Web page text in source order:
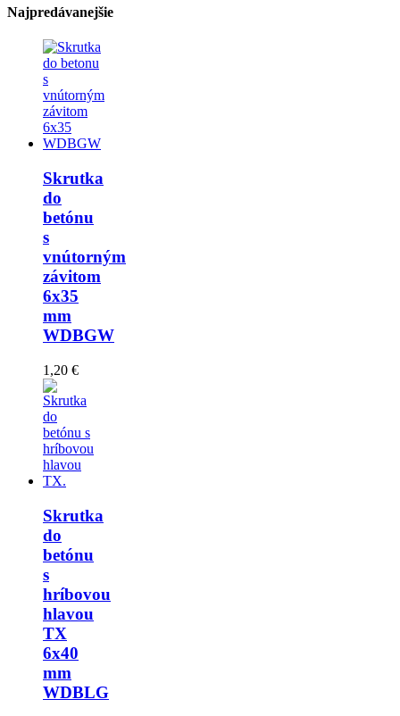
Najpredávanejšie
Najpredávanejšie
Skrutka
do
betónu
s
vnútorným
závitom
6x35
mm
WDBGW
1,20 €
Skrutka
do
betónu
s
hríbovou
hlavou
TX
6x40
mm